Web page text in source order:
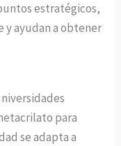
estratégicos,
ayudan a obtener
para
se adapta a